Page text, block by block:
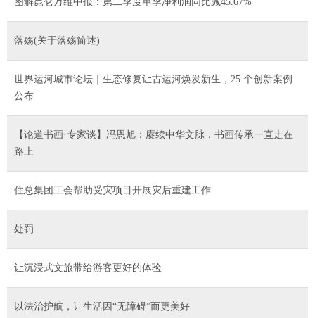
落殇(关于落殇简述)
世界运河城市论坛｜生态修复让古运河焕发新生，25 个创新案例
公布
【论道书画·专家谈】冯恩旭：赓续中华文脉，书画传承一直走在
路上
住总集团工会帮助受灾项目开展灾后重建工作
处罚
让沉浸式文旅带给游客更好的体验
以法治护航，让生活因“无障碍”而更美好